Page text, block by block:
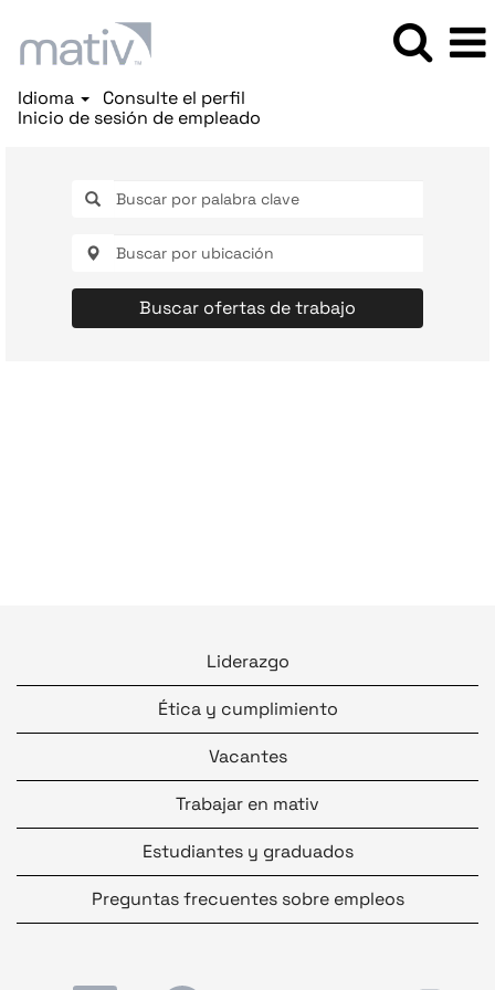
Idioma
Consulte el perfil
Inicio de sesión de empleado
Buscar ofertas de trabajo
Liderazgo
Ética y cumplimiento
Vacantes
Trabajar en mativ
Estudiantes y graduados
Preguntas frecuentes sobre empleos